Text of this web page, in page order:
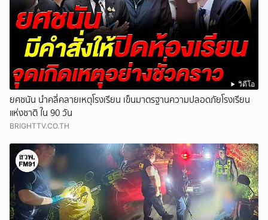
วิดีโอ
ยศชนัน นำคลี่คลายเหตุโรงเรียน เข็นมาตรฐานความปลอดภัยโรงเรียน
แห่งชาติ ใน 90 วัน
BRIGHTTV.CO.TH